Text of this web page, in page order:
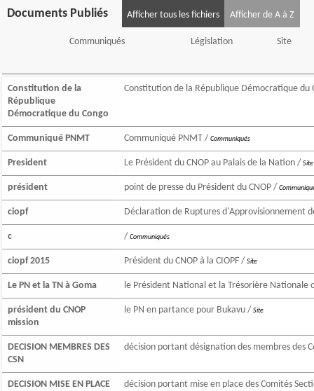
Documents Publiés Afficher tous les fichiers Afficher de A à Z
Communiqués Législation Site
Constitution de la
République
Démocratique du Congo
Constitution de la République Démocratique du
Communiqué PNMT Communiqué PNMT / Communiqués
President Le Président du CNOP au Palais de la Nation / Site
président point de presse du Président du CNOP /
ciopf Déclaration de Ruptures d'Approvisionnement
c / Communiqués
ciopf 2015 Président du CNOP à la CIOPF / Site
Le PN et la TN à Goma le Président National et la Trésorière Nationale
président du CNOP
mission
le PN en partance pour Bukavu / Site
DECISION MEMBRES DES
CSN
décision portant désignation des membres des
DECISION MISE EN PLACE
décision portant mise en place des Comités